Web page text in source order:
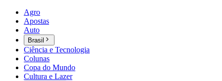
Agro
Apostas
Auto
Brasil
Ciência e Tecnologia
Colunas
Copa do Mundo
Cultura e Lazer